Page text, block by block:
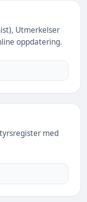
Utmerkelser
oppdatering.
med